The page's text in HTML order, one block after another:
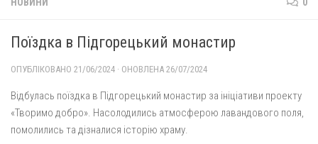
Поїздка в Підгорецький монастир
ОПУБЛІКОВАНО 21/06/2024 · ОНОВЛЕНА 26/07/2024
Відбулась поїздка в Підгорецький монастир за ініціативи проекту
«Творимо добро». Насолодились атмосферою лавандового поля,
помолились та дізналися історію храму.